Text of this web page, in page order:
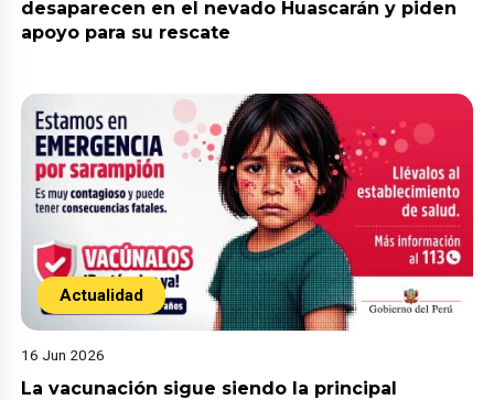
desaparecen en el nevado Huascarán y piden
apoyo para su rescate
Actualidad
16 Jun 2026
La vacunación sigue siendo la principal